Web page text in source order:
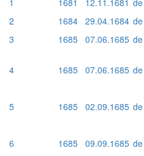
2
1684 29.04.1684 de
3
1685 07.06.1685 de
4 1685 07.06.1685 de
5 1685 02.09.1685 de
6 1685 09.09.1685 de